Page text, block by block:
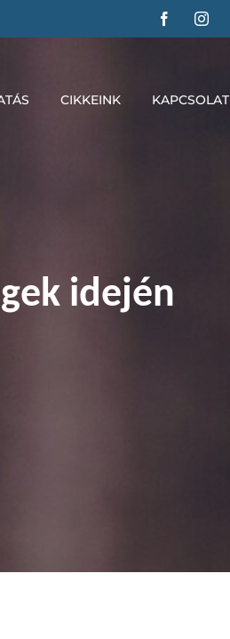
CIKKEINK KAPCSOLAT
idején